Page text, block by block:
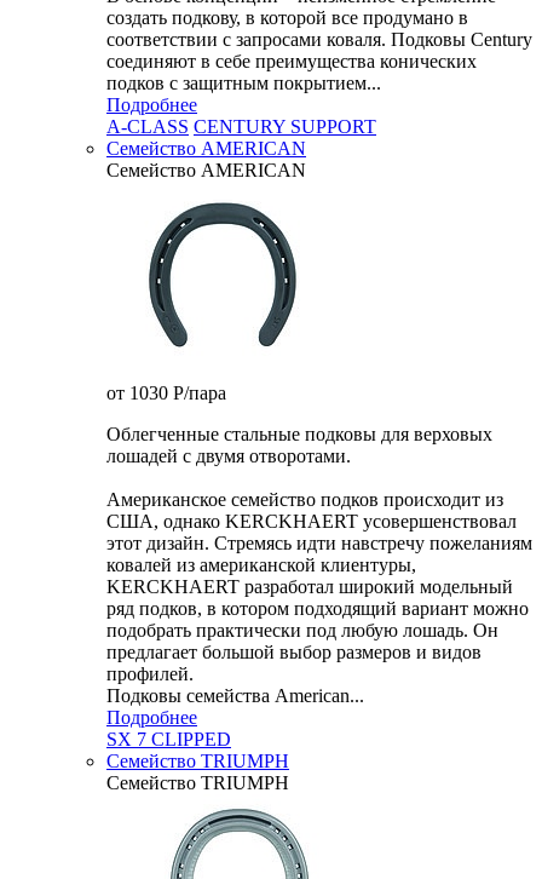
создать подкову, в которой все продумано в
соответствии с запросами коваля. Подковы Century
cоединяют в себе преимущества конических
подков с защитным покрытием...
Подробнее
A-CLASS CENTURY SUPPORT
Семейство AMERICAN
Семейство AMERICAN
от 1030 P/пара
Облегченные стальные подковы для верховых
лошадей с двумя отворотами.
Американское семейство подков происходит из
США, однако KERCKHAERT усовершенствовал
этот дизайн. Стремясь идти навстречу пожеланиям
ковалей из американской клиентуры,
KERCKHAERT разработал широкий модельный
ряд подков, в котором подходящий вариант можно
подобрать практически под любую лошадь. Он
предлагает большой выбор размеров и видов
профилей.
Подковы семейства American...
Подробнее
SX 7 CLIPPED
Семейство TRIUMPH
Семейство TRIUMPH